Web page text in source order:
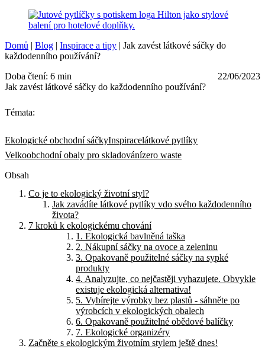
Domů | Blog | Inspirace a tipy | Jak zavést látkové sáčky do
každodenního používání?
Doba čtení: 6 min
22/06/2023
Jak zavést látkové sáčky do každodenního používání?
Témata:
Ekologické obchodní sáčkyInspiracelátkové pytlíky
Velkoobchodní obaly pro skladovánízero waste
Obsah
Co je to ekologický životní styl?
Jak zavádíte látkové pytlíky vdo svého každodenního
života?
7 kroků k ekologickému chování
1. Ekologická bavlněná taška
2. Nákupní sáčky na ovoce a zeleninu
3. Opakovaně použitelné sáčky na sypké
produkty
4. Analyzujte, co nejčastěji vyhazujete. Obvykle
existuje ekologická alternativa!
5. Vybírejte výrobky bez plastů - sáhněte po
výrobcích v ekologických obalech
6. Opakovaně použitelné obědové balíčky
7. Ekologické organizéry
Začněte s ekologickým životním stylem ještě dnes!